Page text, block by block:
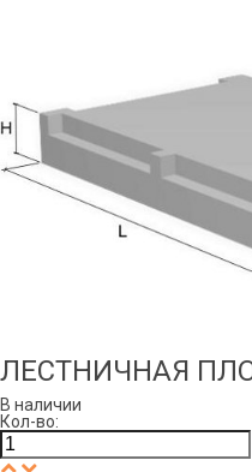
ЛЕСТНИЧНАЯ
В наличии
Кол-во: